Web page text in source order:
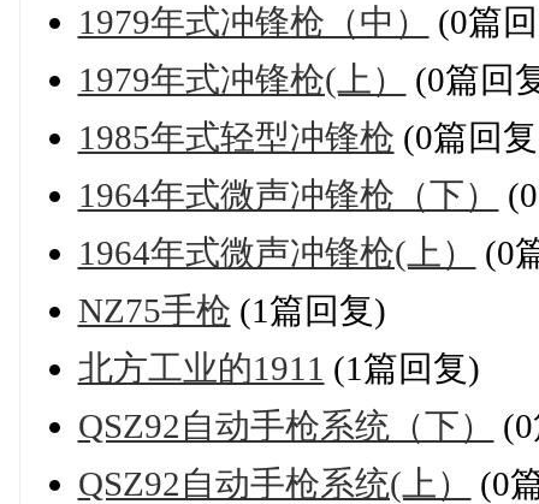
1979年式冲锋枪（中）
(0篇
1979年式冲锋枪(上）
(0篇回
1985年式轻型冲锋枪 (0篇回
1964年式微声冲锋枪（下）
1964年式微声冲锋枪(上）
(0
NZ75手枪 (1篇回复)
北方工业的1911 (1篇回复)
QSZ92自动手枪系统（下）
QSZ92自动手枪系统(上）
(0